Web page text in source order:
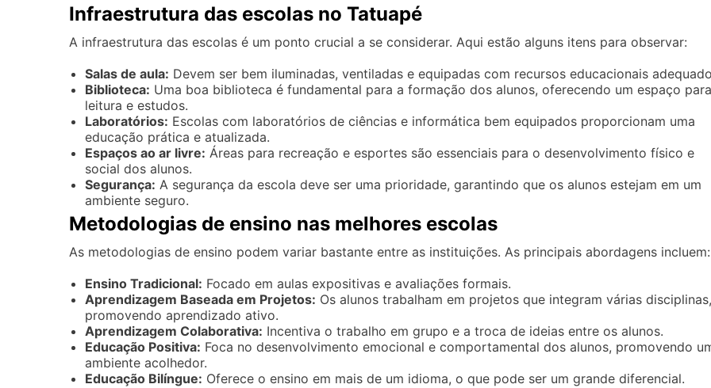
Infraestrutura das escolas no Tatuapé
A infraestrutura das escolas é um ponto crucial a se considerar. Aqui estão alguns itens para observar:
Salas de aula: Devem ser bem iluminadas, ventiladas e equipadas com recursos educacionais
Biblioteca: Uma boa biblioteca é fundamental para a formação dos alunos, oferecendo um espaço para
leitura e estudos.
Laboratórios: Escolas com laboratórios de ciências e informática bem equipados proporcionam uma
educação prática e atualizada.
Espaços ao ar livre: Áreas para recreação e esportes são essenciais para o desenvolvimento físico e
social dos alunos.
Segurança: A segurança da escola deve ser uma prioridade, garantindo que os alunos estejam em um
ambiente seguro.
Metodologias de ensino nas melhores escolas
As metodologias de ensino podem variar bastante entre as instituições. As principais abordagens incluem:
Ensino Tradicional: Focado em aulas expositivas e avaliações formais.
Aprendizagem Baseada em Projetos: Os alunos trabalham em projetos que integram várias disciplinas,
promovendo aprendizado ativo.
Aprendizagem Colaborativa: Incentiva o trabalho em grupo e a troca de ideias entre os alunos.
Educação Positiva: Foca no desenvolvimento emocional e comportamental dos alunos, promovendo
ambiente acolhedor.
Educação Bilíngue: Oferece o ensino em mais de um idioma, o que pode ser um grande diferencial.